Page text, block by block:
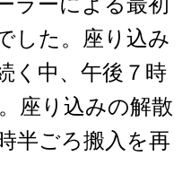
した。座り込み
く中、午後７時
座り込みの解散
半ごろ搬入を再